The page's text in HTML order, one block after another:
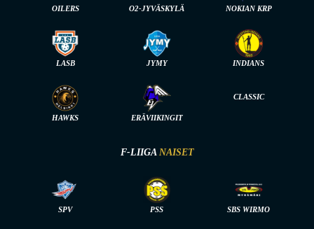
OILERS O2-JYVÄSKYLÄ NOKIAN KRP
LASB JYMY INDIANS
HAWKS ERÄVIIKINGIT
CLASSIC
F-LIIGA NAISET
SPV PSS SBS WIRMO